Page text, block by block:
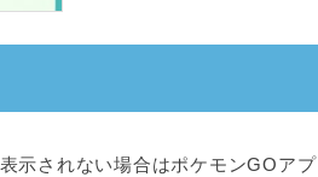
示されない場合はポケモンGOアプ